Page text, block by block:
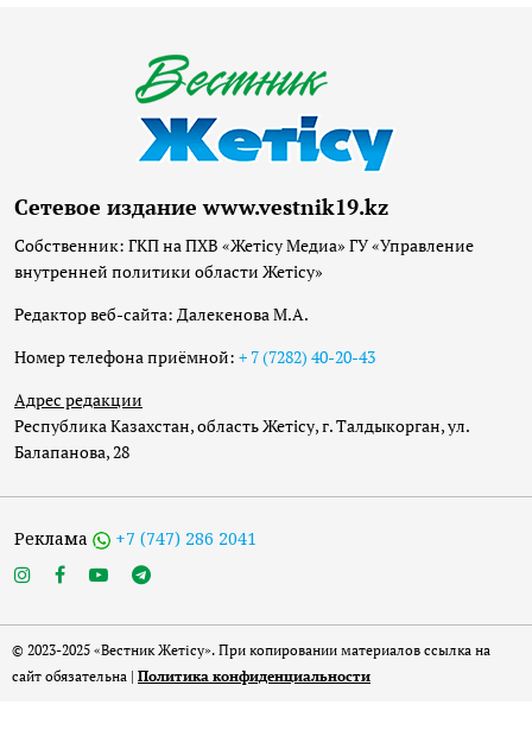
Сетевое издание www.vestnik19.kz
Собственник: ГКП на ПХВ «Жетісу Медиа» ГУ «Управление
внутренней политики области Жетісу»
Редактор веб-сайта: Далекенова М.А.
Номер телефона приёмной: + 7 (7282) 40-20-43
Адрес редакции
Республика Казахстан, область Жетісу, г. Талдыкорган, ул.
Балапанова, 28
Реклама +7 (747) 286 2041
© 2023-2025 «Вестник Жетісу». При копировании материалов ссылка на
сайт обязательна | Политика конфиденциальности